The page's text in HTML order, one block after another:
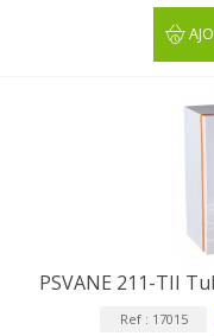
PSVANE 211-TII
Ref : 17015